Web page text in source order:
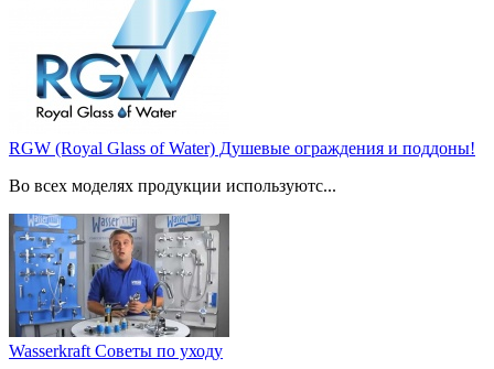
RGW (Royal Glass of Water) Душевые ограждения и поддоны!
Во всех моделях продукции используютс...
Wasserkraft Советы по уходу